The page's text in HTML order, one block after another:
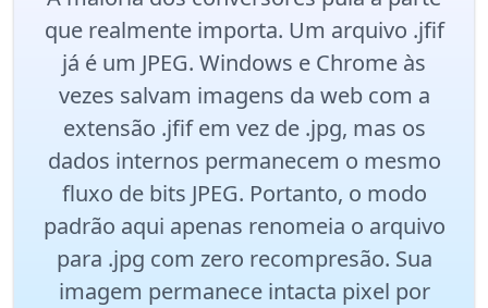
que realmente importa. Um arquivo .jfif
já é um JPEG. Windows e Chrome às
vezes salvam imagens da web com a
extensão .jfif em vez de .jpg, mas os
dados internos permanecem o mesmo
fluxo de bits JPEG. Portanto, o modo
padrão aqui apenas renomeia o arquivo
para .jpg com zero recompresão. Sua
imagem permanece intacta pixel por